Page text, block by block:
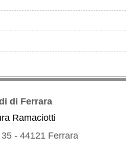
di Ferrara
Ramaciotti
- 44121 Ferrara